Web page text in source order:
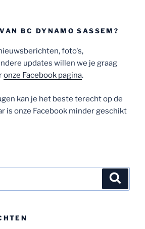
BC DYNAMO SASSEM?
foto's,
updates willen we je graag
onze Facebook pagina.
kan je het beste terecht op de
is onze Facebook minder geschikt